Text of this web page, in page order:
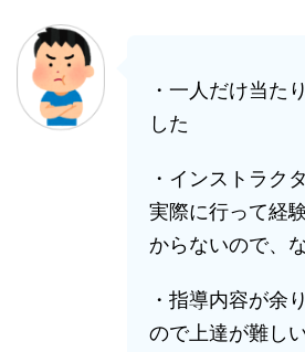
・一人だけ当た
した
・インストラク
実際に行って経
からないので、
・指導内容が余
ので上達が難し